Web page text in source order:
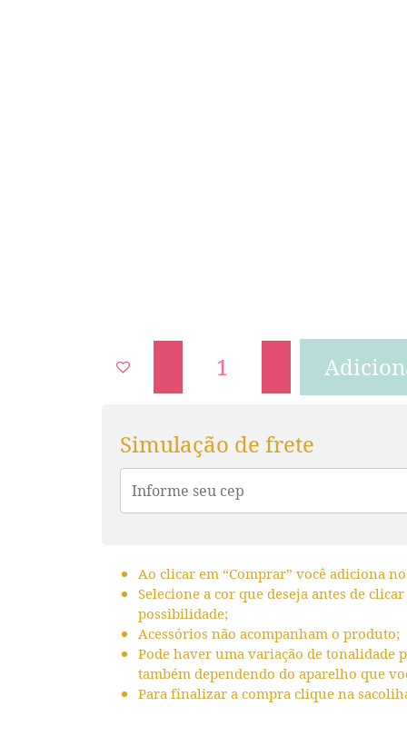
Simulação de frete
Ao clicar em “Comprar” você adiciona
Selecione a cor que deseja antes de
possibilidade;
Acessórios não acompanham o produto;
Pode haver uma variação de tonalidade
também dependendo do aparelho que
Para finalizar a compra clique na